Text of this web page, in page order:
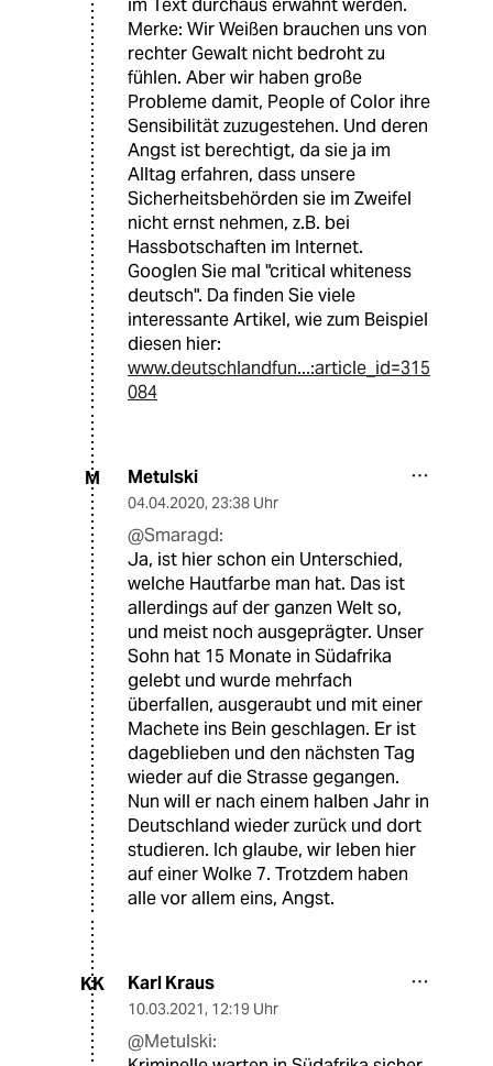
im Text durchaus erwähnt werden.
Merke: Wir Weißen brauchen uns von
rechter Gewalt nicht bedroht zu
fühlen. Aber wir haben große
Probleme damit, People of Color ihre
Sensibilität zuzugestehen. Und deren
Angst ist berechtigt, da sie ja im
Alltag erfahren, dass unsere
Sicherheitsbehörden sie im Zweifel
nicht ernst nehmen, z.B. bei
Hassbotschaften im Internet.
Googlen Sie mal "critical whiteness
deutsch". Da finden Sie viele
interessante Artikel, wie zum Beispiel
diesen hier:
www.deutschlandfun...:article_id=315
084
M Metulski
04.04.2020, 23:38 Uhr
@Smaragd:
Ja, ist hier schon ein Unterschied,
welche Hautfarbe man hat. Das ist
allerdings auf der ganzen Welt so,
und meist noch ausgeprägter. Unser
Sohn hat 15 Monate in Südafrika
gelebt und wurde mehrfach
überfallen, ausgeraubt und mit einer
Machete ins Bein geschlagen. Er ist
dageblieben und den nächsten Tag
wieder auf die Strasse gegangen.
Nun will er nach einem halben Jahr in
Deutschland wieder zurück und dort
studieren. Ich glaube, wir leben hier
auf einer Wolke 7. Trotzdem haben
alle vor allem eins, Angst.
KK Karl Kraus
10.03.2021, 12:19 Uhr
@Metulski: